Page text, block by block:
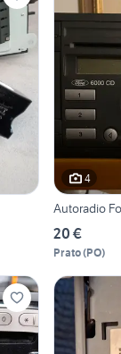
4
Autoradio
20 €
Prato(PO)